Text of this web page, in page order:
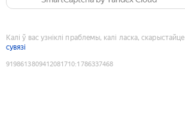
Калі ў вас узніклі праблемы, калі ласка, скарыстайце
сувязі
9198613809412081710:1786337468